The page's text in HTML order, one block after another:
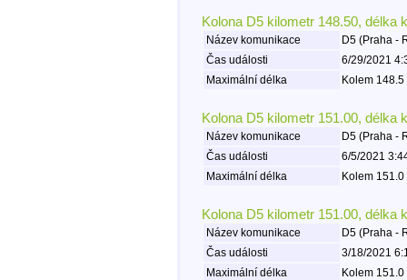
Kolona D5 kilometr 148.50, délka
Název komunikace
D5 (Praha -
Čas události
6/29/2021
Maximální délka
Kolem
Kolona D5 kilometr 151.00, délka
Název komunikace
D5 (Praha -
Čas události
6/5/2021
Maximální délka
Kolem
Kolona D5 kilometr 151.00, délka
Název komunikace
D5 (Praha -
Čas události
3/18/2021
Maximální délka
Kolem